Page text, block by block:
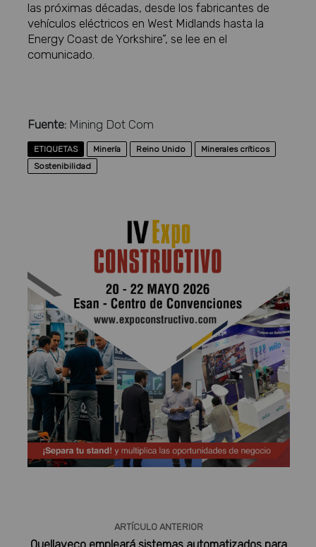
las próximas décadas, desde los fabricantes de
vehículos eléctricos en West Midlands hasta la
Energy Coast de Yorkshire”, se lee en el
comunicado.
Fuente: Mining Dot Com
ETIQUETAS Minería Reino Unido
Minerales críticos
Sostenibilidad
ARTÍCULO ANTERIOR